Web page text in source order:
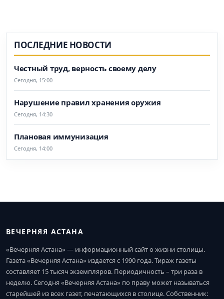
ПОСЛЕДНИЕ НОВОСТИ
Честный труд, верность своему делу
Сегодня, 15:00
Нарушение правил хранения оружия
Сегодня, 14:30
Плановая иммунизация
Сегодня, 14:00
ВЕЧЕРНЯЯ АСТАНА
«Вечерняя Астана» — информационный сайт о жизни столицы.
Газета «Вечерняя Астана» издается с 1990 года. Тираж газеты
составляет 15 тысяч экземпляров. Периодичность – три раза в
неделю. Сегодня «Вечерняя Астана» по праву может называться
старейшей из всех газет, печатающихся в столице. Собственник: